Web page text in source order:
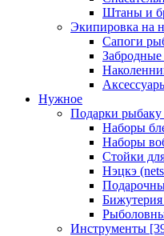
Штаны и
Экипировка на
Сапоги
Нужное
Подарки рыбаку
Наборы
Наборы
Стойки
Нэцкэ
Инструменты